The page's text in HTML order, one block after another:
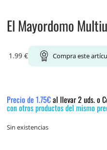
El Mayordomo
1.99 € Compra este
Precio de 1.75€al llevar 2 uds. o
con otros productos del mismo
Sin existencias